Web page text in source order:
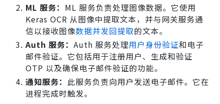
ML 服务： ML 服务负责处理图像数据。它使用
Keras OCR 从图像中提取文本，并与网关服务通
信以接收图像数据并发回提取的文本。
Auth 服务： Auth 服务处理用户身份验证和电子
邮件验证。它包括用于注册用户、生成和验证
OTP 以及确保电子邮件验证的功能。
通知服务： 此服务负责向用户发送电子邮件。它在
进程完成时触发。